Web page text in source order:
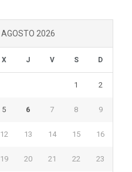
AGOSTO 2026
X J V S D
1 2
5 6 7 8 9
12 13 14 15 16
19 20 21 22 23